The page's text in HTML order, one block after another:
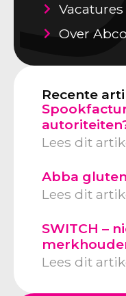
Vacatures
Over
Recente
Lees dit
Abba
Lees dit
SWITCH –
Lees dit